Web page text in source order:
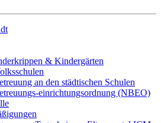
& Kindergärten
an den städtischen Schulen
einrichtungsordnung (NBEO)